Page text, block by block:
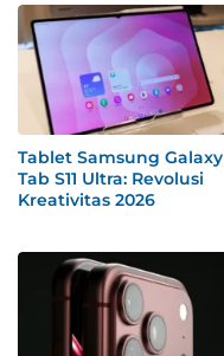
Tablet Samsung Galaxy
Tab S11 Ultra: Revolusi
Kreativitas 2026